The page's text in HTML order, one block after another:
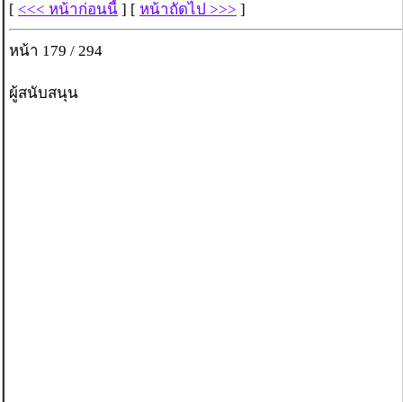
[ <<< หน้าก่อนนี้ ] [ หน้าถัดไป >>> ]
หน้า 179 / 294
ผู้สนับสนุน